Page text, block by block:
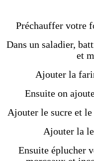
Préchauffer votre
Dans un saladier,
et
Ajouter la
Ensuite on
Ajouter le sucre et
Ajouter la
Ensuite éplucher